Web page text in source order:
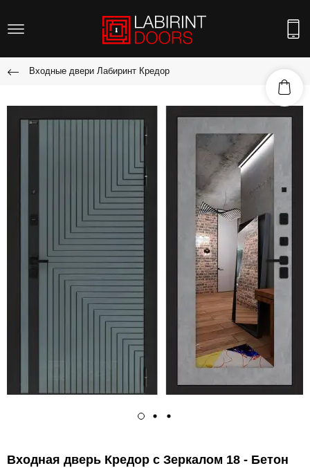
Входные двери Лабиринт Кредор
Входная дверь Кредор с Зеркалом 18 - Бетон